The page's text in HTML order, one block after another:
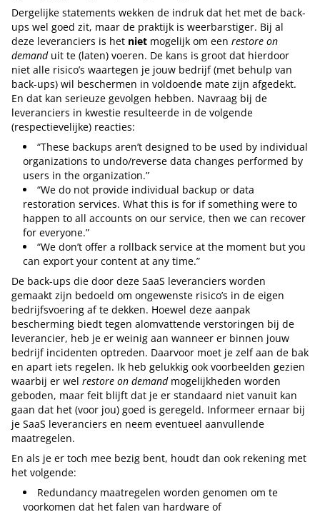
Dergelijke statements wekken de indruk dat het met de back-
ups wel goed zit, maar de praktijk is weerbarstiger. Bij al
deze leveranciers is het niet mogelijk om een restore on
demanduit te (laten) voeren. De kans is groot dat hierdoor
niet alle risico’s waartegen je jouw bedrijf (met behulp van
back-ups) wil beschermen in voldoende mate zijn afgedekt.
En dat kan serieuze gevolgen hebben. Navraag bij de
leveranciers in kwestie resulteerde in de volgende
(respectievelijke) reacties:
“These backups aren’t designed to be used by individual
organizations to undo/reverse data changes performed by
users in the organization.”
“We do not provide individual backup or data
restoration services. What this is for if something were to
happen to all accounts on our service, then we can recover
for everyone.”
“We don’t offer a rollback service at the moment but you
can export your content at any time.”
De back-ups die door deze SaaS leveranciers worden
gemaakt zijn bedoeld om ongewenste risico’s in de eigen
bedrijfsvoering af te dekken. Hoewel deze aanpak
bescherming biedt tegen alomvattende verstoringen bij de
leverancier, heb je er weinig aan wanneer er binnen jouw
bedrijf incidenten optreden. Daarvoor moet je zelf aan de bak
en apart iets regelen. Ik heb gelukkig ook voorbeelden gezien
waarbij er wel restore on demandmogelijkheden worden
geboden, maar feit blijft dat je er standaard niet vanuit kan
gaan dat het (voor jou) goed is geregeld. Informeer ernaar bij
je SaaS leveranciers en neem eventueel aanvullende
maatregelen.
En als je er toch mee bezig bent, houdt dan ook rekening met
het volgende:
Redundancy maatregelen worden genomen om te
voorkomen dat het falen van hardware of